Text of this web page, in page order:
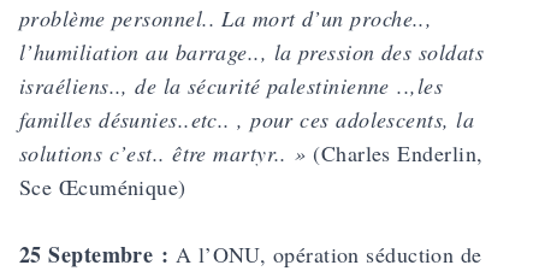
problème personnel.. La mort d’un proche..,
l’humiliation au barrage.., la pression des soldats
israéliens.., de la sécurité palestinienne ..,les
familles désunies..etc.. , pour ces adolescents, la
solutions c’est.. être martyr.. » (Charles Enderlin,
Sce Œcuménique)
25 Septembre : A l’ONU, opération séduction de